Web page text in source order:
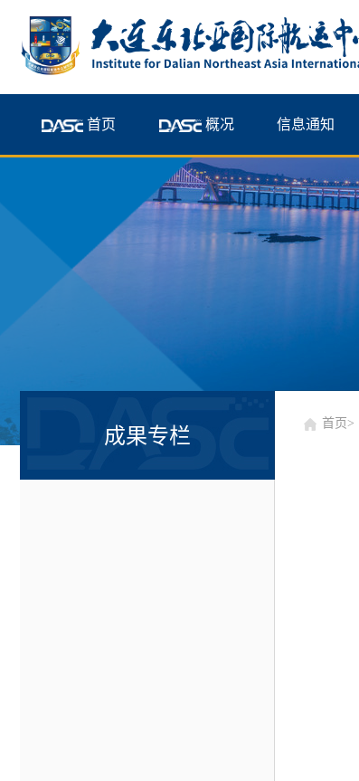
首页 概况 信息通知
成果专栏
首页>